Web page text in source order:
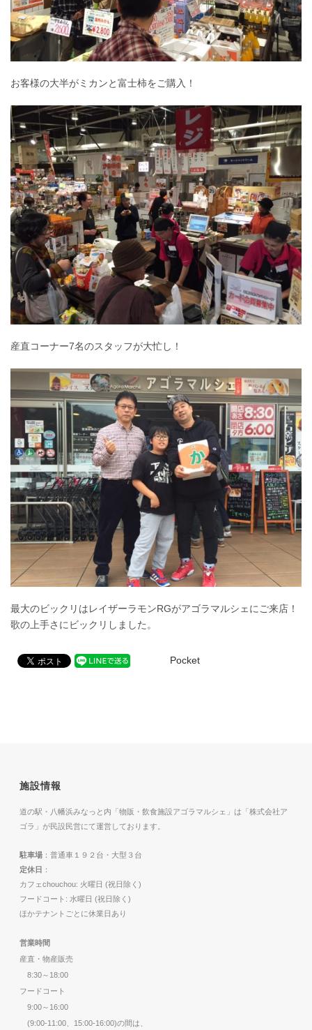
お客様の大半がミカンと富士柿をご購入！
産直コーナー7名のスタッフが大忙し！
最大のビックリはレイザーラモンRGがアゴラマルシェにご来店！
歌の上手さにビックリしました。
Pocket
施設情報
道の駅・八幡浜みなっと内「物販・飲食施設アゴラマルシェ」は「株式会社ア
ゴラ」が民設民営にて運営しております。
駐車場 ：普通車１９２台・大型３台
定休日 ：
カフェchouchou: 火曜日 (祝日除く)
フードコート: 水曜日 (祝日除く)
ほかテナントごとに休業日あり
営業時間
産直・物産販売
8:30～18:00
フードコート
9:00～16:00
(9:00-11:00、15:00-16:00)の間は、